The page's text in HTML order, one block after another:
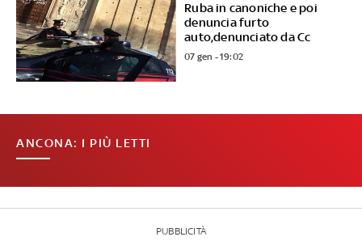
Ruba in canoniche e poi
denuncia furto
auto,denunciato da Cc
07 gen - 19:02
ANCONA: I PIÙ LETTI
PUBBLICITÀ